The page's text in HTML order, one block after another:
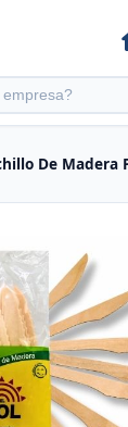
De Madera